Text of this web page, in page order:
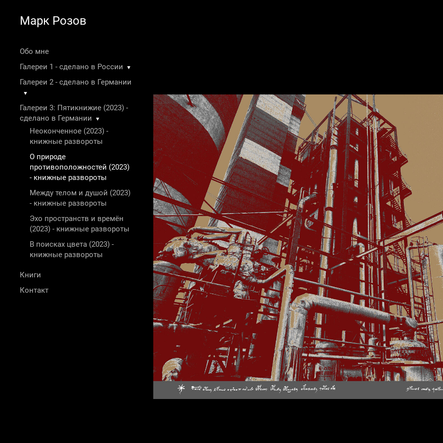
Марк Розов
Обо мне
Галереи 1 - сделано в России
▼
Галереи 2 - сделано в Германии
▼
Галереи 3: Пятикнижие (2023) -
сделано в Германии
▼
Неоконченное (2023) -
книжные развороты
О природе
противоположностей (2023)
- книжные развороты
Между телом и душой (2023)
- книжные развороты
Эхо пространств и времён
(2023) - книжные развороты
В поисках цвета (2023) -
книжные развороты
Книги
Контакт